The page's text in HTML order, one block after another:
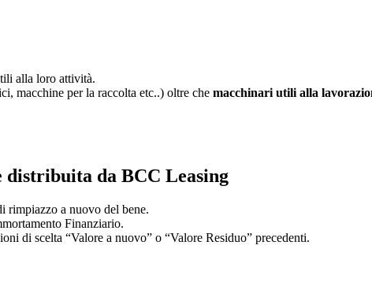
alla loro attività.
macchine per la raccolta etc..) oltre che macchinari utili alla
distribuita da BCC Leasing
rimpiazzo a nuovo del bene.
Finanziario.
di scelta “Valore a nuovo” o “Valore Residuo” precedenti.